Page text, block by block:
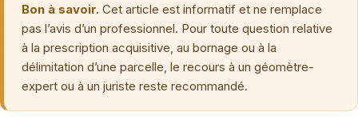
Bon à savoir. Cet article est informatif et ne remplace
pas l’avis d’un professionnel. Pour toute question relative
à la prescription acquisitive, au bornage ou à la
délimitation d’une parcelle, le recours à un géomètre-
expert ou à un juriste reste recommandé.